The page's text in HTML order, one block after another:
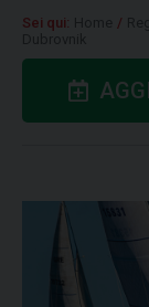
Sei qui: /